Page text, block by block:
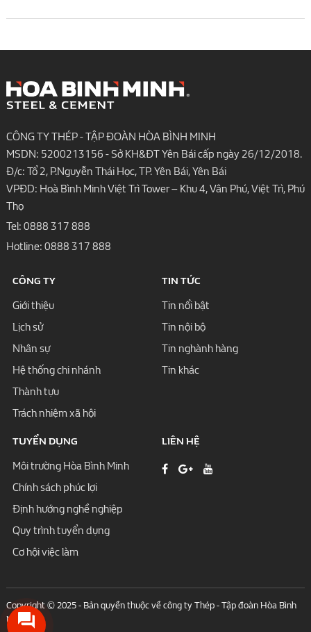
CÔNG TY THÉP - TẬP ĐOÀN HÒA BÌNH MINH
MSDN: 5200213156 - Sở KH&ĐT Yên Bái cấp ngày 26/12/2018.
Đ/c: Tổ 2, P.Nguyễn Thái Học, TP. Yên Bái, Yên Bái
VPĐD: Hoà Bình Minh Việt Trì Tower – Khu 4, Vân Phú, Việt Trì, Phú
Thọ
Tel: 0888 317 888
Hotline: 0888 317 888
CÔNG TY
Giới thiệu
Lịch sử
Nhân sự
Hệ thống chi nhánh
Thành tựu
Trách nhiệm xã hội
TIN TỨC
Tin nổi bật
Tin nội bộ
Tin nghành hàng
Tin khác
TUYỂN DỤNG
Môi trường Hòa Bình Minh
Chính sách phúc lợi
Định hướng nghề nghiệp
Quy trình tuyển dụng
Cơ hội việc làm
LIÊN HỆ
Copyright © 2025 - Bản quyền thuộc về công ty Thép - Tập đoàn Hòa Bình
Minh